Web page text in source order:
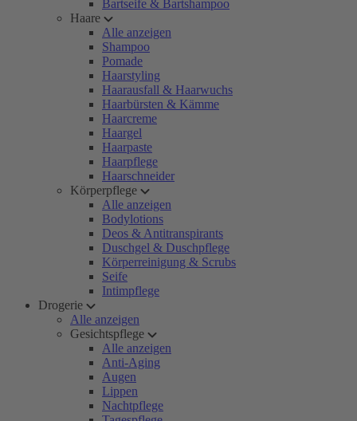
Bartseife & Bartshampoo
Haare
Alle anzeigen
Shampoo
Pomade
Haarstyling
Haarausfall & Haarwuchs
Haarbürsten & Kämme
Haarcreme
Haargel
Haarpaste
Haarpflege
Haarschneider
Körperpflege
Alle anzeigen
Bodylotions
Deos & Antitranspirants
Duschgel & Duschpflege
Körperreinigung & Scrubs
Seife
Intimpflege
Drogerie
Alle anzeigen
Gesichtspflege
Alle anzeigen
Anti-Aging
Augen
Lippen
Nachtpflege